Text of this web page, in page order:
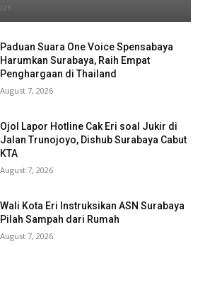
Paduan Suara One Voice Spensabaya
Harumkan Surabaya, Raih Empat
Penghargaan di Thailand
August 7, 2026
Ojol Lapor Hotline Cak Eri soal Jukir di
Jalan Trunojoyo, Dishub Surabaya Cabut
KTA
August 7, 2026
Wali Kota Eri Instruksikan ASN Surabaya
Pilah Sampah dari Rumah
August 7, 2026